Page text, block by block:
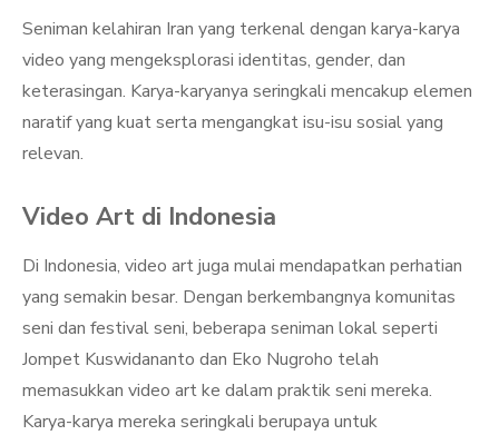
Seniman kelahiran Iran yang terkenal dengan karya-karya
video yang mengeksplorasi identitas, gender, dan
keterasingan. Karya-karyanya seringkali mencakup elemen
naratif yang kuat serta mengangkat isu-isu sosial yang
relevan.
Video Art di Indonesia
Di Indonesia, video art juga mulai mendapatkan perhatian
yang semakin besar. Dengan berkembangnya komunitas
seni dan festival seni, beberapa seniman lokal seperti
Jompet Kuswidananto dan Eko Nugroho telah
memasukkan video art ke dalam praktik seni mereka.
Karya-karya mereka seringkali berupaya untuk